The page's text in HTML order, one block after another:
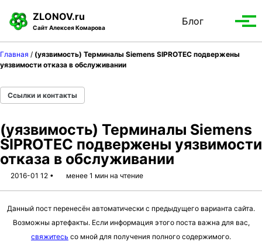
p
t
p
r
m
a
r
n
p
t
c
o
t
e
n
p
t
f
o
t
e
r
ZLONOV.ru
Сайт Алексея Комарова
Блог
Toggle
Главная / (уязвимость) Терминалы Siemens SIPROTEC подвержены
уязвимости отказа в обслуживании
Ссылки и контакты
(уязвимость) Терминалы Siemens
SIPROTEC подвержены уязвимости
отказа в обслуживании
2016-01 12 менее 1 мин на чтение
Данный пост перенесён автоматически с предыдущего варианта сайта.
Возможны артефакты. Если информация этого поста важна для вас,
свяжитесь со мной для получения полного содержимого.